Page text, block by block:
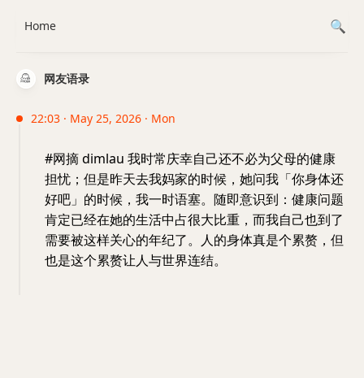
网友语录
22:03 · May 25, 2026 · Mon
#网摘 dimlau 我时常庆幸自己还不必为父母的健康
担忧；但是昨天去我妈家的时候，她问我「你身体还
好吧」的时候，我一时语塞。随即意识到：健康问题
肯定已经在她的生活中占很大比重，而我自己也到了
需要被这样关心的年纪了。人的身体真是个累赘，但
也是这个累赘让人与世界连结。
Home